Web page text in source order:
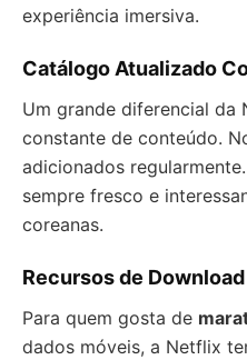
experiência imersiva.
Catálogo Atualizado
Um grande diferencial da
constante de conteúdo.
adicionados
sempre fresco e
coreanas.
Recursos de
Para quem gosta de
dados móveis, a Netflix